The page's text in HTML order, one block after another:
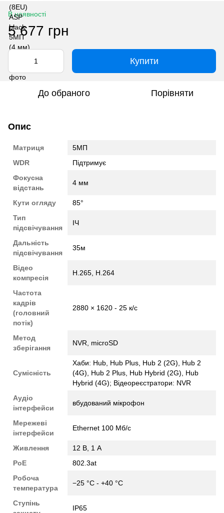
В наявності
5 677 грн
Купити
До обраного Порівняти
Опис
Матриця
5МП
WDR
Підтримує
Фокусна
відстань
4 мм
Кути огляду
85°
Тип
підсвічування
ІЧ
Дальність
підсвічування
35м
Відео
компресія
H.265, H.264
Частота
кадрів
(головний
потік)
2880 × 1620 - 25 к/с
Метод
зберігання
NVR, microSD
Сумісність
Хаби: Hub, Hub Plus, Hub 2 (2G), Hub 2
(4G), Hub 2 Plus, Hub Hybrid (2G), Hub
Hybrid (4G); Відеореєстратори: NVR
Аудіо
інтерфейси
вбудований мікрофон
Мережеві
інтерфейси
Ethernet 100 Мб/с
Живлення
12 В, 1 А
PoE
802.3at
Робоча
температура
−25 °C - +40 °C
Ступінь
IP65